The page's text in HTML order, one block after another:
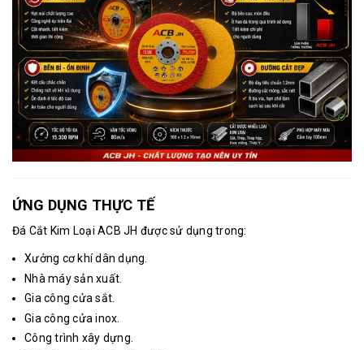
ỨNG DỤNG THỰC TẾ
Đá Cắt Kim Loại ACB JH được sử dụng trong:
Xưởng cơ khí dân dụng.
Nhà máy sản xuất.
Gia công cửa sắt.
Gia công cửa inox.
Công trình xây dựng.